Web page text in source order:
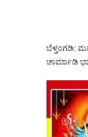
ಬೆಳ್ತಂಗಡಿ:
ಚಾರ್ಮಾಡಿ